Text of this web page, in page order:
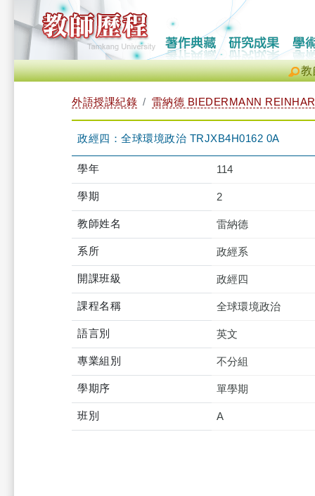
教
外語授課紀錄 雷納德 BIEDERMANN
政經四：全球環境政治 TRJXB4H0162 0A
學年 114
學期 2
教師姓名 雷納德
系所 政經系
開課班級 政經四
課程名稱 全球環境政治
語言別 英文
專業組別 不分組
學期序 單學期
班別 A